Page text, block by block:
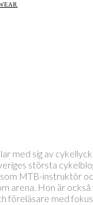
med sig av
största
MTB-instruktör
arena. Hon är också
föreläsare med